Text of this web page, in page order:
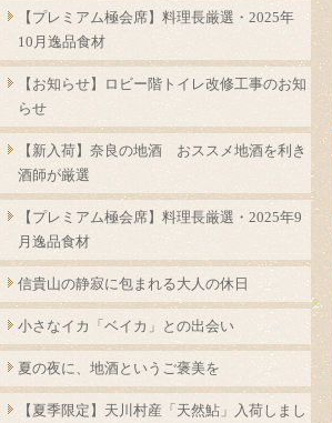
【プレミアム極会席】料理長厳選・2025年
10月逸品食材
【お知らせ】ロビー階トイレ改修工事のお知
らせ
【新入荷】奈良の地酒 おススメ地酒を利き
酒師が厳選
【プレミアム極会席】料理長厳選・2025年9
月逸品食材
信貴山の静寂に包まれる大人の休日
小さなイカ「ベイカ」との出会い
夏の夜に、地酒というご褒美を
【夏季限定】天川村産「天然鮎」入荷しまし